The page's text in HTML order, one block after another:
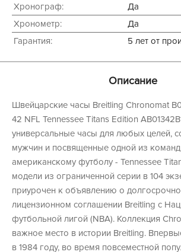
Хронограф:
Да
Хронометр:
Да
Гарантия:
5 лет от
Описание
Швейцарские часы Breitling Chronomat
42 NFL Tennessee Titans Edition
универсальные часы для любых целей,
мужчин и посвященные одной из
американскому футболу - Tennessee
модели из ограниченной серии в 104
приурочен к объявлению о
лицензионном соглашении Breitling с
футбольной лигой (NBA). Коллекция
важное место в истории Breitling.
в 1984 году, во время повсеместной